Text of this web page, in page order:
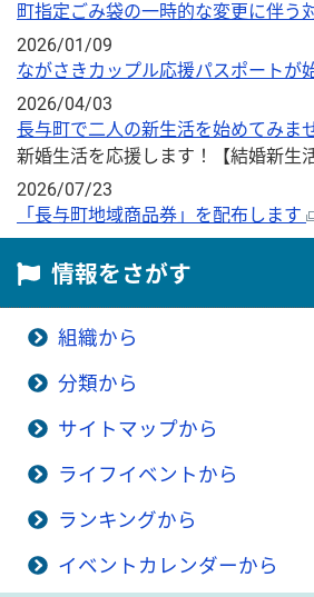
町指定ごみ袋の一時的な変更に伴う
2026/01/09
ながさきカップル応援パスポートが
2026/04/03
長与町で二人の新生活を始めてみま
新婚生活を応援します！【結婚新生
2026/07/23
「長与町地域商品券」を配布します
情報をさがす
組織から
分類から
サイトマップから
ライフイベントから
ランキングから
イベントカレンダーから